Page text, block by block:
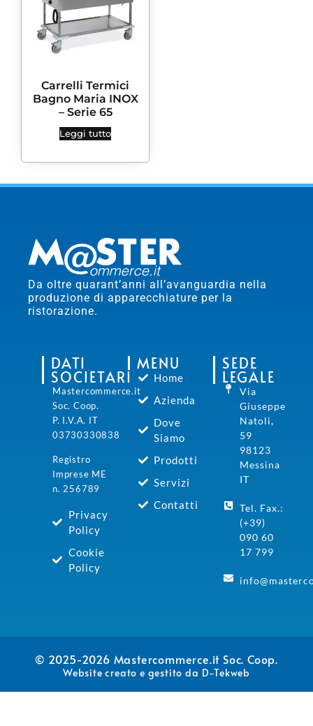
Carrelli Termici
Bagno Maria INOX
– Serie 65
Leggi tutto
Da oltre quarant’anni all’avanguardia nella
produzione di apparecchiature per la
ristorazione.
DATI
SOCIETARI
Mastercommerce.it
Soc. Coop.
P. I.V.A. IT
03730330838
Registro
Imprese ME
n. 256789
Privacy
Policy
Cookie
Policy
MENU
Home
Azienda
Dove
Siamo
Prodotti
Servizi
Contatti
SEDE
LEGALE
Via
Giuseppe
Natoli,
59
98123
Messina
IT
Tel. Fax.:
(+39)
090 60
17 799
© 2025-2026 Mastercommerce.it Soc. Coop.
Website creato e gestito da D-Tekweb